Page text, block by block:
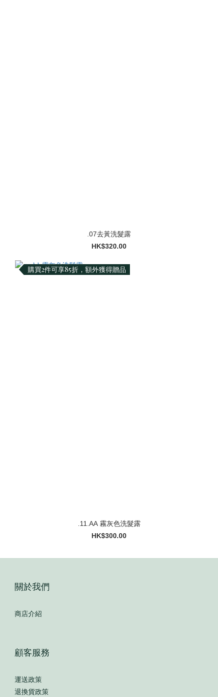
.07去黃洗髮露
HK$320.00
購買2件可享85折，額外獲得贈品
.11.AA 霧灰色洗髮露
HK$300.00
關於我們
商店介紹
顧客服務
運送政策
退換貨政策